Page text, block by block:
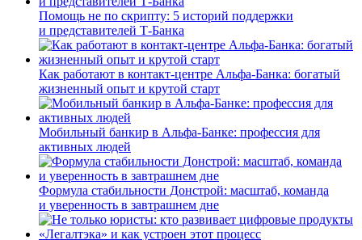
Помощь не по скрипту: 5 историй поддержки
и представителей Т-Банка
Как работают в контакт-центре Альфа-Банка: богатый
жизненный опыт и крутой старт
Мобильный банкир в Альфа-Банке: профессия для
активных людей
Формула стабильности Донстрой: масштаб, команда
и уверенность в завтрашнем дне